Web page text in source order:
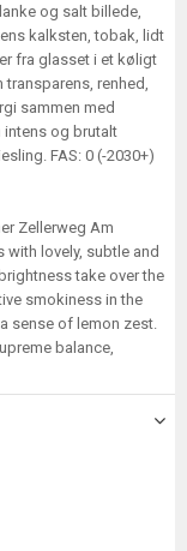
og salt billede,
kalksten, tobak, lidt
fra glasset i et køligt
renhed,
sammen med
intens og brutalt
FAS: 0 (-2030+)
Zellerweg Am
lovely, subtle and
take over the
smokiness in the
sense of lemon zest.
balance,